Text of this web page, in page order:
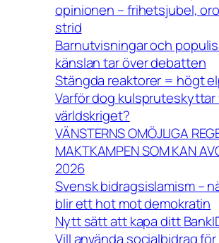
opinionen – frihetsjubel,
strid
Barnutvisningar och
känslan tar över debatten
Stängda reaktorer = högt
Varför dog kulspruteskyttar
världskriget?
VÄNSTERNS OMÖJLIGA
MAKTKAMPEN SOM KAN
2026
Svensk bidragsislamism –
blir ett hot mot demokratin
Nytt sätt att kapa ditt
Vill använda socialbidrag